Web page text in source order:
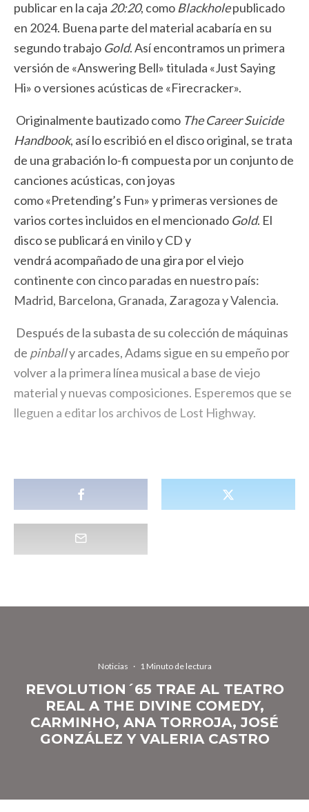
publicar en la caja 20:20, como Blackholepublicado
en 2024. Buena parte del material acabaría en su
segundo trabajo Gold. Así encontramos un primera
versión de «Answering Bell»titulada «Just Saying
Hi» o versiones acústicas de «Firecracker».
Originalmente bautizado como The Career Suicide
Handbook, así lo escribió en el disco original, se trata
de una grabación lo-fi compuesta por un conjunto de
canciones acústicas, con joyas
como«Pretending’s Fun»y primeras versiones de
varios cortes incluidos en el mencionado Gold. El
disco se publicará en vinilo y CD y
vendrá acompañado de una gira por el viejo
continente con cinco paradas en nuestro país:
Madrid, Barcelona, Granada, Zaragoza y Valencia.
Después de la subasta de su colección de máquinas
de pinbally arcades, Adams sigue en su empeño por
volver a la primera línea musical a base de viejo
material y nuevas composiciones. Esperemos que se
lleguen a editar los archivos de Lost Highway.
Noticias · 1 Minuto de lectura
REVOLUTION´65 TRAE AL TEATRO
REAL A THE DIVINE COMEDY,
CARMINHO, ANA TORROJA, JOSÉ
GONZÁLEZ Y VALERIA CASTRO